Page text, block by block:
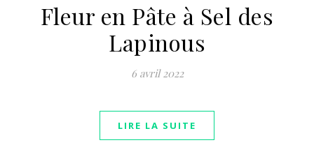
Fleur en Pâte à Sel des
Lapinous
6 avril 2022
LIRE LA SUITE